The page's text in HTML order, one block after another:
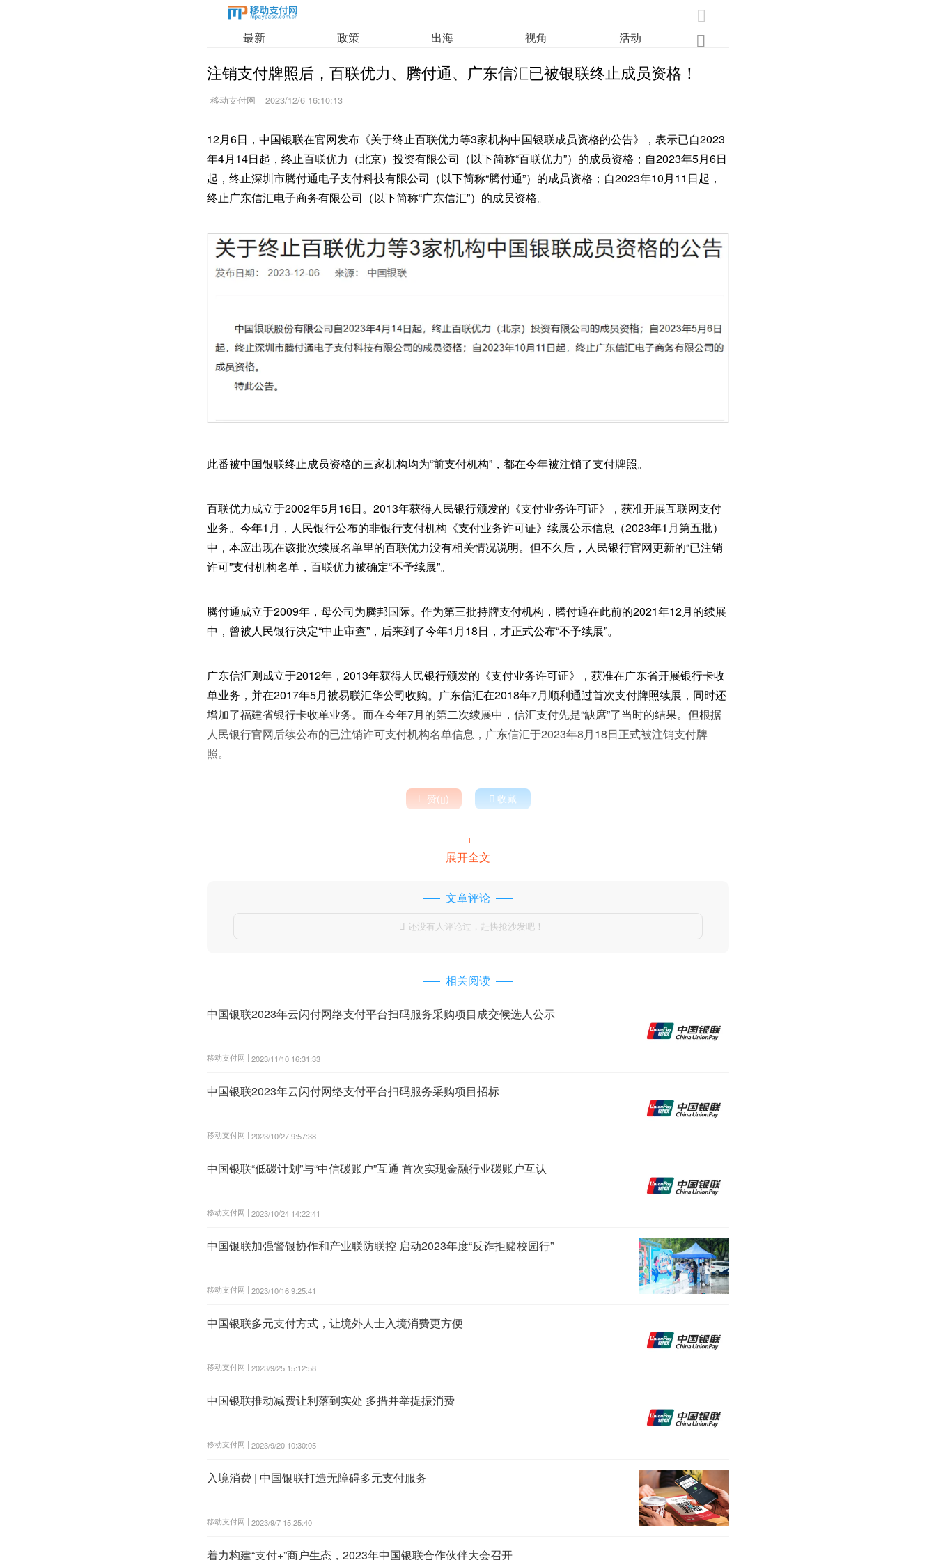

最新 政策 出海 视角 活动 
注销支付牌照后，百联优力、腾付通、广东信汇已被银联终止成员资格！
移动支付网 2023/12/6 16:10:13
12月6日，中国银联在官网发布《关于终止百联优力等3家机构中国银联成员资格的公告》，表示已自2023
年4月14日起，终止百联优力（北京）投资有限公司（以下简称“百联优力”）的成员资格；自2023年5月6日
起，终止深圳市腾付通电子支付科技有限公司（以下简称“腾付通”）的成员资格；自2023年10月11日起，
终止广东信汇电子商务有限公司（以下简称“广东信汇”）的成员资格。
此番被中国银联终止成员资格的三家机构均为“前支付机构”，都在今年被注销了支付牌照。
百联优力成立于2002年5月16日。2013年获得人民银行颁发的《支付业务许可证》，获准开展互联网支付
业务。今年1月，人民银行公布的非银行支付机构《支付业务许可证》续展公示信息（2023年1月第五批）
中，本应出现在该批次续展名单里的百联优力没有相关情况说明。但不久后，人民银行官网更新的“已注销
许可”支付机构名单，百联优力被确定“不予续展”。
腾付通成立于2009年，母公司为腾邦国际。作为第三批持牌支付机构，腾付通在此前的2021年12月的续展
中，曾被人民银行决定“中止审查”，后来到了今年1月18日，才正式公布“不予续展”。
广东信汇则成立于2012年，2013年获得人民银行颁发的《支付业务许可证》，获准在广东省开展银行卡收
单业务，并在2017年5月被易联汇华公司收购。广东信汇在2018年7月顺利通过首次支付牌照续展，同时还
增加了福建省银行卡收单业务。而在今年7月的第二次续展中，信汇支付先是“缺席”了当时的结果。但根据
人民银行官网后续公布的已注销许可支付机构名单信息，广东信汇于2023年8月18日正式被注销支付牌
照。
 赞()  收藏

展开全文
文章评论
 还没有人评论过，赶快抢沙发吧！
相关阅读
中国银联2023年云闪付网络支付平台扫码服务采购项目成交候选人公示
移动支付网 | 2023/11/10 16:31:33
中国银联2023年云闪付网络支付平台扫码服务采购项目招标
移动支付网 | 2023/10/27 9:57:38
中国银联“低碳计划”与“中信碳账户”互通 首次实现金融行业碳账户互认
移动支付网 | 2023/10/24 14:22:41
中国银联加强警银协作和产业联防联控 启动2023年度“反诈拒赌校园行”
移动支付网 | 2023/10/16 9:25:41
中国银联多元支付方式，让境外人士入境消费更方便
移动支付网 | 2023/9/25 15:12:58
中国银联推动减费让利落到实处 多措并举提振消费
移动支付网 | 2023/9/20 10:30:05
入境消费 | 中国银联打造无障碍多元支付服务
移动支付网 | 2023/9/7 15:25:40
着力构建“支付+”商户生态，2023年中国银联合作伙伴大会召开